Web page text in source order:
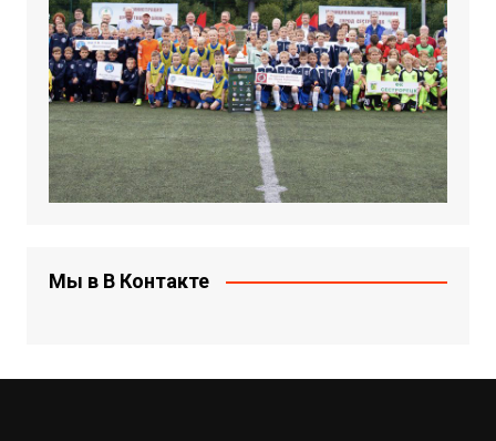
Мы в В Контакте